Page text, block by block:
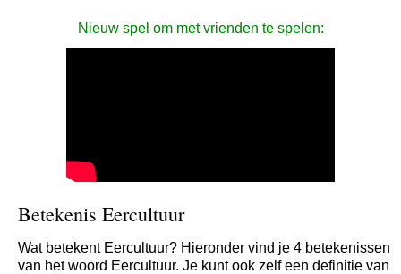
Nieuw spel om met vrienden te spelen:
Betekenis Eercultuur
Wat betekent Eercultuur? Hieronder vind je 4 betekenissen
van het woord Eercultuur. Je kunt ook zelf een definitie van